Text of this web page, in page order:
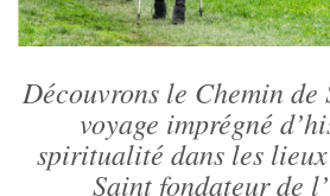
Découvrons le Chemin
voyage imprégné
spiritualité dans les
Saint fondateur de